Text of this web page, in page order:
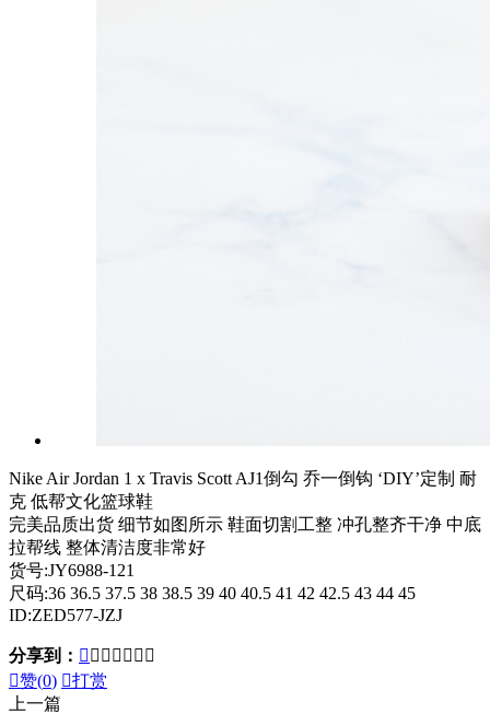
Nike Air Jordan 1 x Travis Scott AJ1倒勾 乔一倒钩 ‘DIY’定制 耐
克 低帮文化篮球鞋
完美品质出货 细节如图所示 鞋面切割工整 冲孔整齐干净 中底
拉帮线 整体清洁度非常好
货号:JY6988-121
尺码:36 36.5 37.5 38 38.5 39 40 40.5 41 42 42.5 43 44 45
ID:ZED577-JZJ
分享到：       
赞(0) 打赏
上一篇